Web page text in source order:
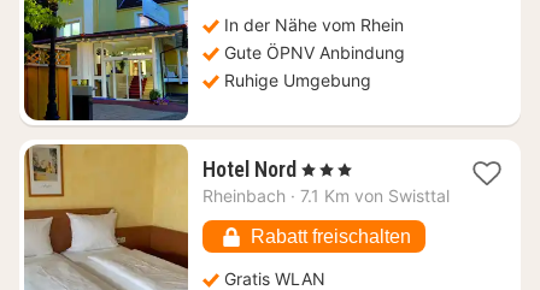
101,70
€
In der Nähe vom Rhein
Gute ÖPNV Anbindung
Ruhige Umgebung
Hotel Nord 1
Nacht
79,91
€
, 3 Sterne
Rheinbach · 7.1 Km von Swisttal
Rabatt freischalten
Gratis WLAN